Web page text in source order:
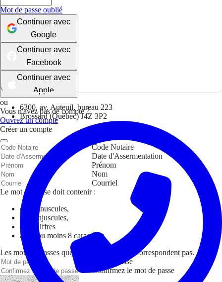
6300, av. Auteuil, bureau 223
Brossard (Québec) J4Z 3P2
Mot de passe oublié
Continuer avec
Google
Continuer avec
Facebook
Continuer avec
Apple
ou
Vous n'avez pas de compte ?
Ouvrez un compte
Créer un compte
Code Notaire
Date d'Assermentation
Prénom
Nom
Courriel
Le mot de passe doit contenir :
des minuscules,
des majuscules,
des chiffres
avoir au moins 8 caractères
Les mots de passes que vous avez saisis ne correspondent pas.
Mot de passe
Confirmez le mot de passe